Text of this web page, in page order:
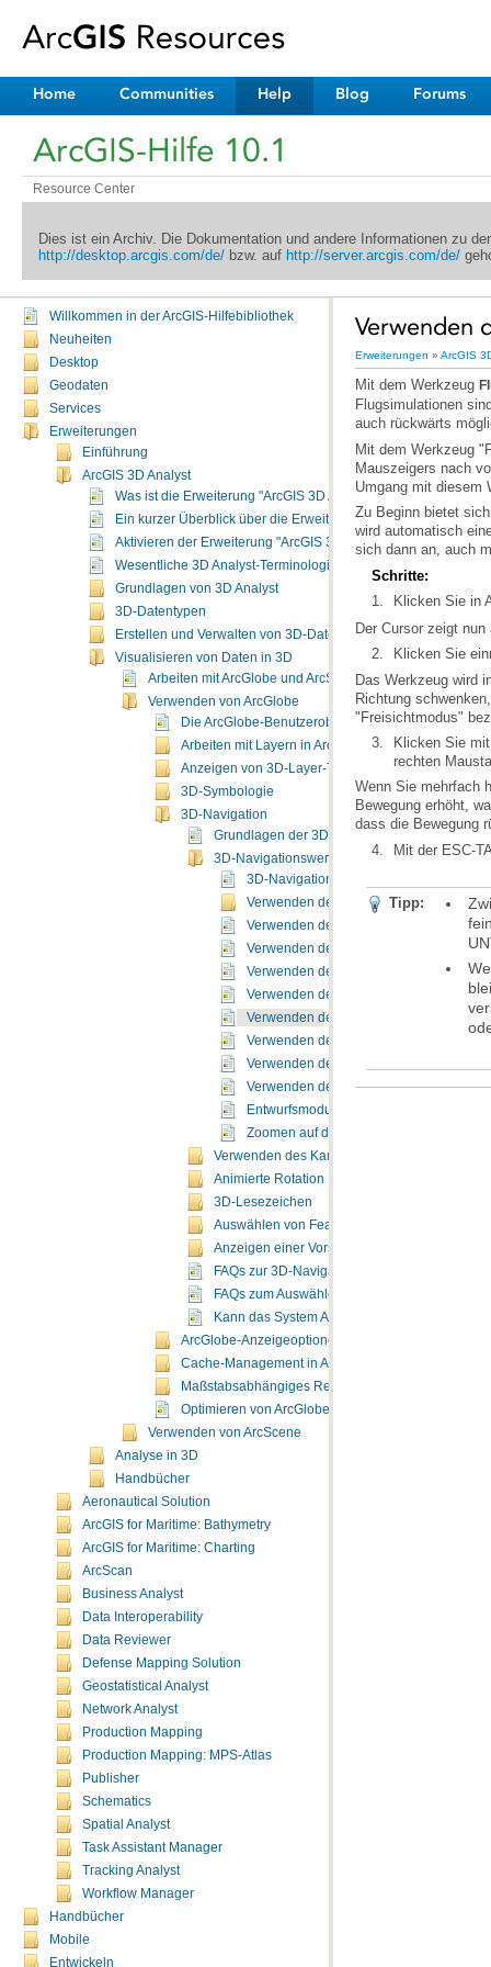
Home Communities Help Blog Forums
ArcGIS-Hilfe 10.1
Resource Center
Dies ist ein Archiv. Die Dokumentation und andere Informationen zu
http://desktop.arcgis.com/de/bzw. auf http://server.arcgis.com/de/
Willkommen in der ArcGIS-Hilfebibliothek
Neuheiten
Desktop
Geodaten
Services
Erweiterungen
Einführung
ArcGIS 3D Analyst
Was ist die Erweiterung "ArcGIS 3D Analyst"?
Ein kurzer Überblick über die Erweiterung "ArcGIS 3D Analyst"
Aktivieren der Erweiterung "ArcGIS 3D Analyst"
Wesentliche 3D Analyst-Terminologie
Grundlagen von 3D Analyst
3D-Datentypen
Erstellen und Verwalten von 3D-Daten
Visualisieren von Daten in 3D
Arbeiten mit ArcGlobe und ArcScene
Verwenden von ArcGlobe
Die ArcGlobe-Benutzeroberfläche
Arbeiten mit Layern in ArcGlobe
Anzeigen von 3D-Layer-Typen
3D-Symbologie
3D-Navigation
Grundlagen der 3D-Navigation in ArcGlobe
3D-Navigationswerkzeuge
3D-Navigationswerkzeuge
Verwenden des 3D-Werkzeugs
Verwenden des Werkzeugs "Auf Ziel
Verwenden des Werkzeugs "Auf Ziel
Verwenden des Werkzeugs
Verwenden des 3D-Werkzeugs
Verwenden des Werkzeugs "Flug"
Verwenden des Werkzeugs "Orbitalflug"
Verwenden des Werkzeugs "Gehen"
Verwenden des 3D-Werkzeugs
Entwurfsmodus
Zoomen auf die Ausdehnung eines
Verwenden des Kamerazieles für einfachere
Animierte Rotation
3D-Lesezeichen
Auswählen von Features in 3D
Anzeigen einer Vorschau von 3D-Feature-
FAQs zur 3D-Navigation
FAQs zum Auswählen von Grafikkarten
Kann das System ArcGlobe ausführen?
ArcGlobe-Anzeigeoptionen
Cache-Management in ArcGlobe
Maßstabsabhängiges Rendern in ArcGlobe
Optimieren von ArcGlobe
Verwenden von ArcScene
Analyse in 3D
Handbücher
Aeronautical Solution
ArcGIS for Maritime: Bathymetry
ArcGIS for Maritime: Charting
ArcScan
Business Analyst
Data Interoperability
Data Reviewer
Defense Mapping Solution
Geostatistical Analyst
Network Analyst
Production Mapping
Production Mapping: MPS-Atlas
Publisher
Schematics
Spatial Analyst
Task Assistant Manager
Tracking Analyst
Workflow Manager
Handbücher
Mobile
Entwickeln
Verwenden
Erweiterungen » ArcGIS
Mit dem Werkzeug
auch rückwärts
Umgang mit diesem
Zu Beginn bietet
sich dann an, auch
Schritte:
Klicken Sie in
Der Cursor zeigt
Klicken Sie
"Freisichtmodus"
rechten
dass die Bewegung
Mit der ESC-
Tipp: